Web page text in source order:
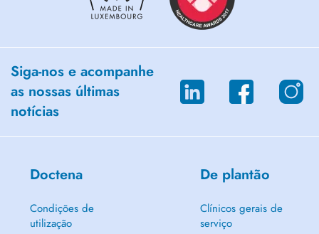
Siga-nos e acompanhe
as nossas últimas
notícias
Doctena
Condições de
utilização
De plantão
Clínicos gerais de
serviço